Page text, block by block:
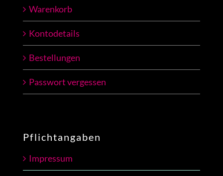
Warenkorb
Kontodetails
Bestellungen
Passwort vergessen
Pflichtangaben
Impressum